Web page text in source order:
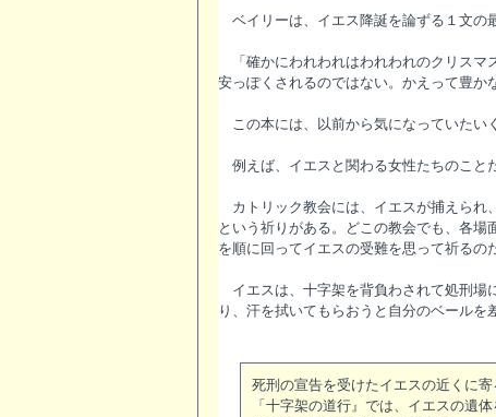
ベイリーは、イエス降誕を論ずる１文の
「確かにわれわれはわれわれのクリスマ
安っぽくされるのではない。かえって豊か
この本には、以前から気になっていたい
例えば、イエスと関わる女性たちのことだ
カトリック教会には、イエスが捕えられ
という祈りがある。どこの教会でも、各
を順に回ってイエスの受難を思って祈るの
イエスは、十字架を背負わされて処刑場
り、汗を拭いてもらおうと自分のベールを
死刑の宣告を受けたイエスの近くに
「十字架の道行』では、イエスの遺